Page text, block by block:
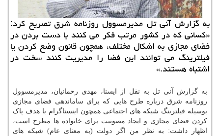
به گزارش آنی تل مدیرمسوول روزنامه شرق تصریح كرد:
«كسانی كه در كشور مرتب فكر می كنند با دست بردن در
فضای مجازی به اشكال مختلف، همچون قانون وضع كردن یا
فیلترینگ می توانند این فضا را مدیریت كنند سخت در
اشتباه هستند.»
به گزارش آنی تل به نقل از ایسنا، مهدی رحمانیان، مدیرمسوول
روزنامه شرق درباره طرح هایی که برای ساماندهی فضای مجازی
بوسیله فیلترینگ شبکه های اجتماعی همچون اینستاگرام با هدف پاک
کردن فضای مجازی و ایجاد مصونیت برای خانواده ها مطرح است،
اظهار داشت: به نظر من اگر دولت (به معنای عام) شبکه های